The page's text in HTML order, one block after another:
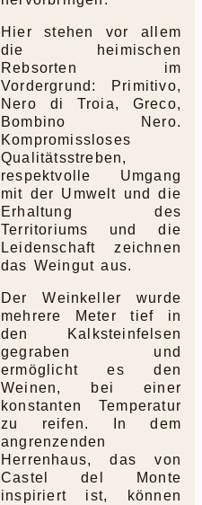
Hier stehen vor allem
die heimischen
Rebsorten im
Vordergrund: Primitivo,
Nero di Troia, Greco,
Bombino Nero.
Kompromissloses
Qualitätsstreben,
respektvolle Umgang
mit der Umwelt und die
Erhaltung des
Territoriums und die
Leidenschaft zeichnen
das Weingut aus.
Der Weinkeller wurde
mehrere Meter tief in
den Kalksteinfelsen
gegraben und
ermöglicht es den
Weinen, bei einer
konstanten Temperatur
zu reifen. In dem
angrenzenden
Herrenhaus, das von
Castel del Monte
inspiriert ist, können